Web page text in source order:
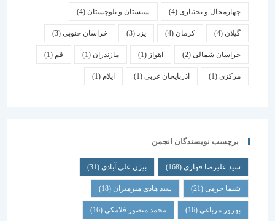
چهارمحال و بختیاری (4) سیستان و بلوچستان(4)
کرمان یزد خراسان جنوبی(3)
خراسان شمالی(2) اهواز مازندران(1) قم
(1) آذربایجان غربی(1) ایلام
برچسب نویسندگان انجمن
سید علیرضا قهاری(168) بیژن علی آبادی(31)
شیما خرمی(21) سید هادی میرمیران(18)
بهروز مرباغی (16) محمد منصور فلامکی (16)